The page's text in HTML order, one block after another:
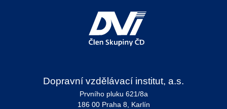
Dopravní vzdělávací institut, a.s.
Prvního pluku 621/8a
186 00 Praha 8, Karlín